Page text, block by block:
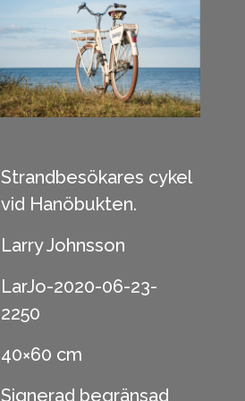
Strandbesökares cykel
vid Hanöbukten.
Larry Johnsson
LarJo-2020-06-23-
2250
40×60 cm
Signerad begränsad